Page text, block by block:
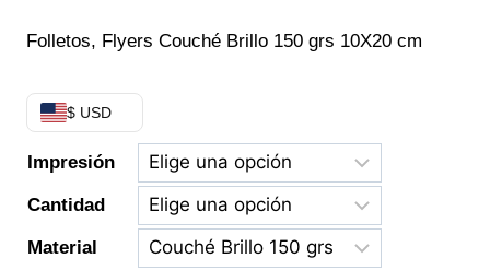
Folletos, Flyers Couché Brillo 150 grs 10X20 cm
$ USD
Impresión
Cantidad
Material